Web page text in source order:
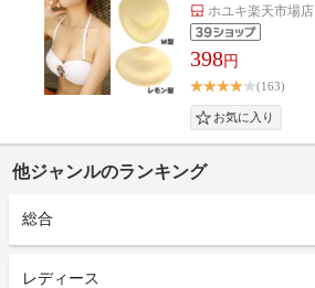
ホユキ楽天市場店
398円
(163)
他ジャンルのランキング
総合
レディース